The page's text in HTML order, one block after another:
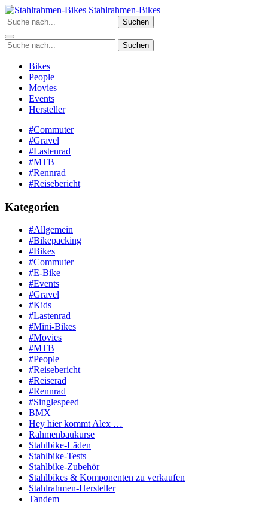
Zum
Inhalt
springen
Stahlrahmen-Bikes
Suchen
Suchen
Bikes
People
Movies
Events
Hersteller
#Commuter
#Gravel
#Lastenrad
#MTB
#Rennrad
#Reisebericht
Kategorien
#Allgemein
#Bikepacking
#Bikes
#Commuter
#E-Bike
#Events
#Gravel
#Kids
#Lastenrad
#Mini-Bikes
#Movies
#MTB
#People
#Reisebericht
#Reiserad
#Rennrad
#Singlespeed
BMX
Hey hier kommt Alex …
Rahmenbaukurse
Stahlbike-Läden
Stahlbike-Tests
Stahlbike-Zubehör
Stahlbikes & Komponenten zu verkaufen
Stahlrahmen-Hersteller
Tandem